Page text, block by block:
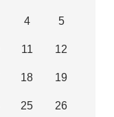
4 5
11 12
18 19
25 26